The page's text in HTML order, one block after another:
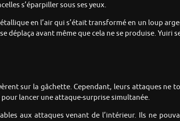
s’éparpiller sous ses yeux.
en l’air qui s’était transformé en un loup
déplaça avant même que cela ne se produise. Yuiri
sur la gâchette. Cependant, leurs attaques
lancer une attaque-surprise simultanée.
aux attaques venant de l’intérieur. Ils ne